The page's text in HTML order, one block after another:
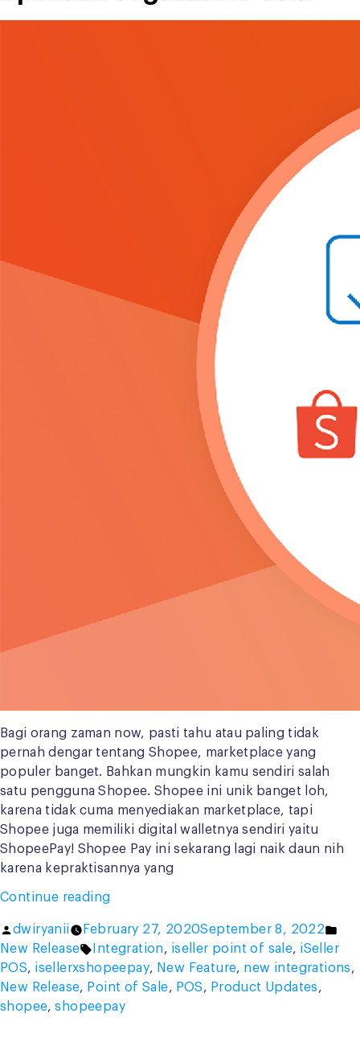
Bagi orang zaman now, pasti tahu atau paling tidak
pernah dengar tentang Shopee, marketplace yang
populer banget. Bahkan mungkin kamu sendiri salah
satu pengguna Shopee. Shopee ini unik banget loh,
karena tidak cuma menyediakan marketplace, tapi
Shopee juga memiliki digital walletnya sendiri yaitu
ShopeePay! Shopee Pay ini sekarang lagi naik daun nih
karena kepraktisannya yang
Continue reading“ShopeePay
iSeller:
Special
Program
for
You!”
Posted
by
dwiryanii February 27, 2020September 8, 2022
in
New Release Tags:
Integration, iseller point of sale, iSeller
POS, isellerxshopeepay, New Feature, new integrations,
New Release, Point of Sale, POS, Product Updates,
shopee,shopeepay